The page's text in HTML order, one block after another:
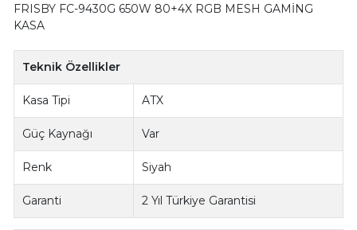
FRISBY FC-9430G 650W 80+4X RGB MESH GAMİNG
KASA
Teknik Özellikler
Kasa Tipi ATX
Güç Kaynağı Var
Renk Siyah
Garanti 2 Yıl Türkiye Garantisi